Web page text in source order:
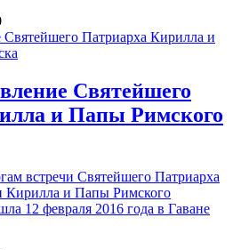
Святейшего
и Папы Римского
встречи Святейшего Патриарха
Кирилла и Папы Римского
12 февраля 2016 года в Гаване